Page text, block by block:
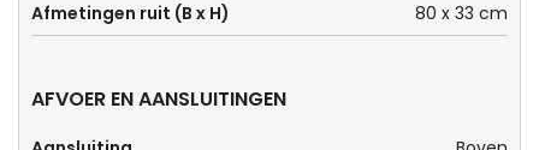
Afmetingen ruit (B x H) 80 x 33 cm
AFVOER EN AANSLUITINGEN